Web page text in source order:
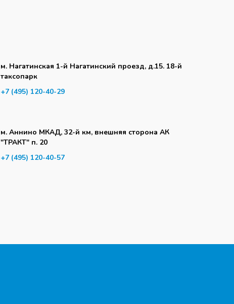
м. Нагатинская 1-й Нагатинский проезд, д.15. 18-й
таксопарк
+7 (495) 120-40-29
м. Аннино МКАД, 32-й км, внешняя сторона АК
"ТРАКТ" п. 20
+7 (495) 120-40-57